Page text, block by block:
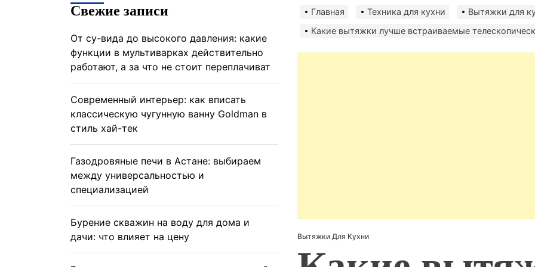
Главная Техника для кухни
Вытяжки для
Какие вытяжки лучше встраиваемые
Вытяжки Для Кухни
Свежие записи
От су-вида до высокого давления: какие
функции в мультиварках действительно
работают, а за что не стоит переплачиват
Современный интерьер: как вписать
классическую чугунную ванну Goldman в
стиль хай-тек
Газодровяные печи в Астане: выбираем
между универсальностью и
специализацией
Бурение скважин на воду для дома и
дачи: что влияет на цену